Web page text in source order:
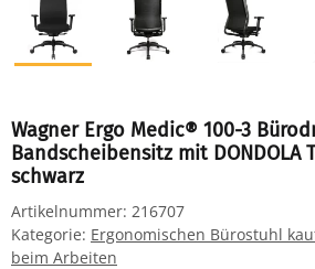
Wagner Ergo Medic® 100-3
Bandscheibensitz mit DONDOLA
schwarz
Artikelnummer: 216707
Kategorie: Ergonomischen Bürostuhl
beim Arbeiten